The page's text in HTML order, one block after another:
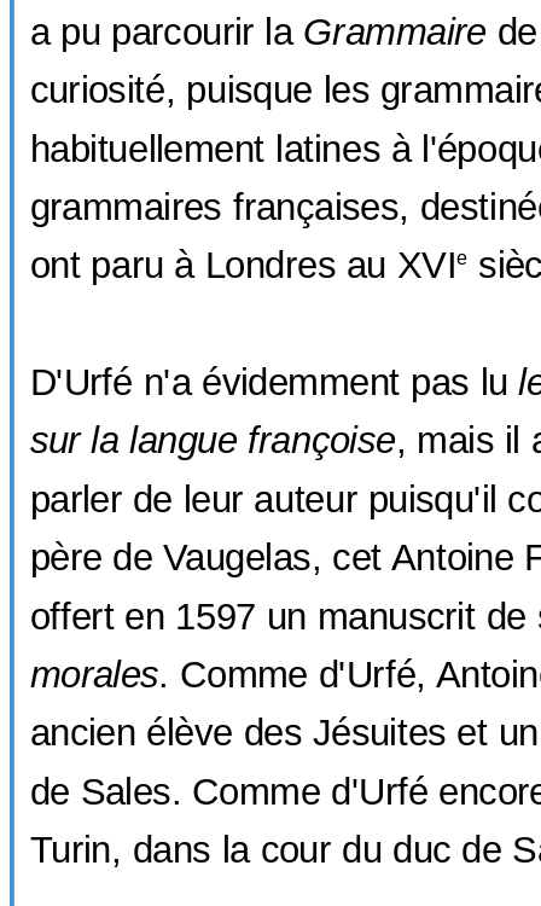
a pu parcourir la Grammaire
curiosité, puisque les
habituellement latines à
grammaires françaises,
ont paru à Londres au XVIe
D'Urfé n'a évidemment pas lu
sur la langue françoise, mais il
parler de leur auteur puisqu'il
père de Vaugelas, cet Antoine
offert en 1597 un manuscrit
morales. Comme d'Urfé,
ancien élève des Jésuites et
de Sales. Comme d'Urfé
Turin, dans la cour du duc de